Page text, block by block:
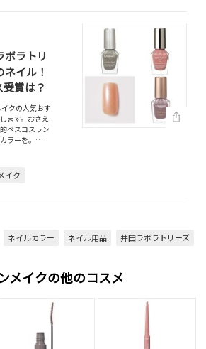
ボラトリ
イル！
賞は？
クの人気おす
ます。おさえ
ベスコスラン
ラーを。…
イク
ネイルカラー ネイル用品 井田ラボラトリーズ
メイクの他のコスメ